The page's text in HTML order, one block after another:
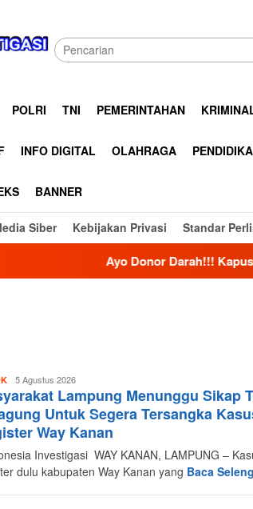
POLRI TNI PEMERINTAHAN
INFO DIGITAL OLAHRAGA
BANNER
Siber Kebijakan Privasi Standar
Ayo Donor Darah!!! Kapus Nibong,
Redaksi
Indonesia
Investigasi
5 Agustus 2026
Lampung Menunggu Sikap
Untuk Segera Tersangka
Way Kanan
Investigasi WAY KANAN, LAMPUNG –
dulu kabupaten Way Kanan yang Baca